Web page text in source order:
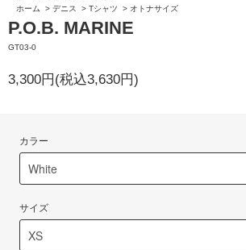
ホーム
> デニス > Tシャツ > オトナサイズ
P.O.B. MARINE
GT03-0
3,300円(税込3,630円)
カラー
サイズ